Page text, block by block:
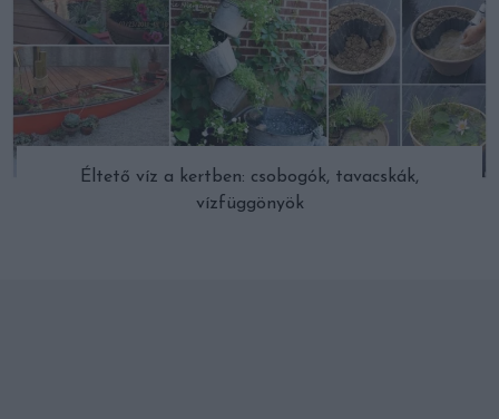
Éltető víz a kertben: csobogók, tavacskák,
vízfüggönyök